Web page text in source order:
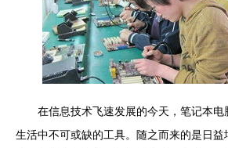
在信息技术飞速发展的今天，笔记本
生活中不可或缺的工具。随之而来的是日